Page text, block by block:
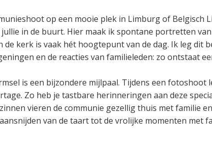
op een mooie plek in Limburg of
in de buurt. Hier maak ik spontane portretten
de kerk is vaak hét hoogtepunt van de dag. Ik leg dit
en de reacties van familieleden: zo ontstaat
is een bijzondere mijlpaal. Tijdens een
Zo heb je tastbare herinneringen aan deze
vieren de communie gezellig thuis met familie
van de taart tot de vrolijke momenten met